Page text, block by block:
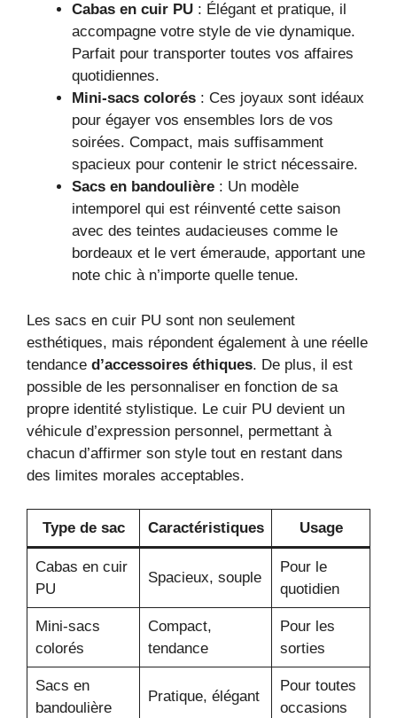
Cabas en cuir PU : Élégant et pratique, il
accompagne votre style de vie dynamique.
Parfait pour transporter toutes vos affaires
quotidiennes.
Mini-sacs colorés : Ces joyaux sont idéaux
pour égayer vos ensembles lors de vos
soirées. Compact, mais suffisamment
spacieux pour contenir le strict nécessaire.
Sacs en bandoulière : Un modèle
intemporel qui est réinventé cette saison
avec des teintes audacieuses comme le
bordeaux et le vert émeraude, apportant une
note chic à n’importe quelle tenue.
Les sacs en cuir PU sont non seulement
esthétiques, mais répondent également à une réelle
tendance d’accessoires éthiques. De plus, il est
possible de les personnaliser en fonction de sa
propre identité stylistique. Le cuir PU devient un
véhicule d’expression personnel, permettant à
chacun d’affirmer son style tout en restant dans
des limites morales acceptables.
Type de sac Caractéristiques Usage
Cabas en cuir
PU
Spacieux, souple
Pour le
quotidien
Mini-sacs
colorés
Compact,
tendance
Pour les
sorties
Sacs en
bandoulière
Pratique, élégant
Pour toutes
occasions